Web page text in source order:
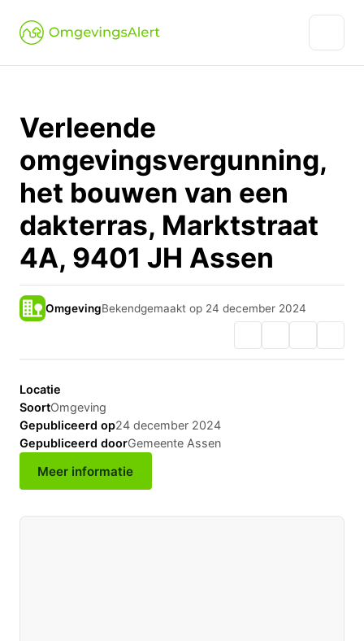
Verleende
omgevingsvergunning,
het bouwen van een
dakterras, Marktstraat
4A, 9401 JH Assen
OmgevingBekendgemaakt op 24 december 2024
Locatie
SoortOmgeving
Gepubliceerd op24 december 2024
Gepubliceerd doorGemeente Assen
Meer informatie